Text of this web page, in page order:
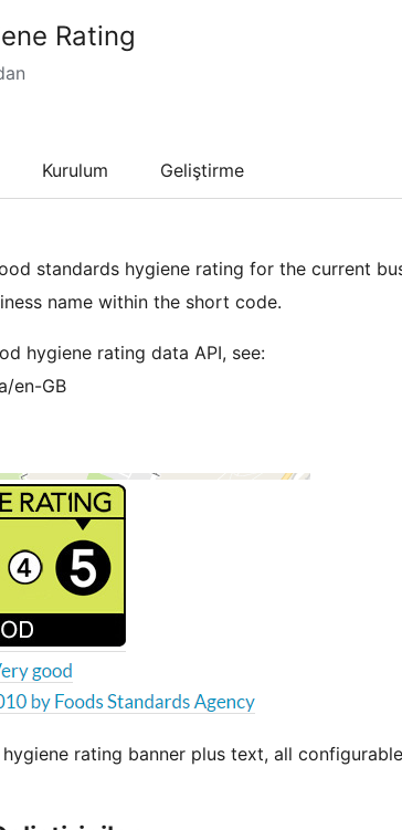
Rating
Kurulum Geliştirme
standards hygiene rating for the current
name within the short code.
hygiene rating data API, see:
en-GB
rating banner plus text, all